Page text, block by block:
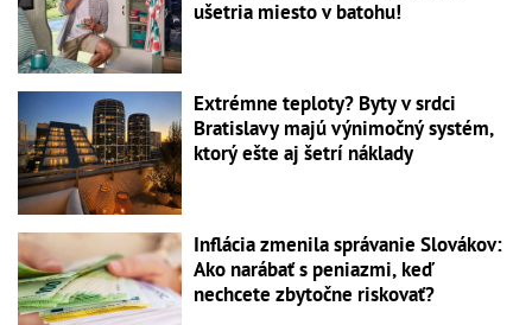
ušetria miesto v batohu!
Extrémne teploty? Byty v srdci
Bratislavy majú výnimočný systém,
ktorý ešte aj šetrí náklady
Inflácia zmenila správanie Slovákov:
Ako narábať s peniazmi, keď
nechcete zbytočne riskovať?